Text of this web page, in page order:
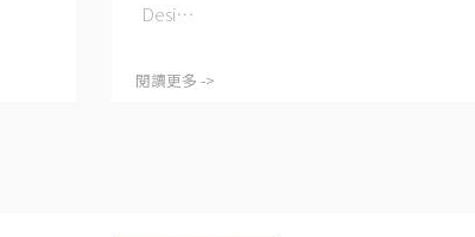
Desi⋯
閱讀更多 ->